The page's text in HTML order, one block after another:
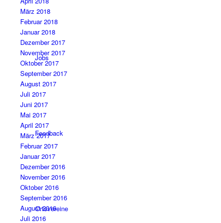
Jobs
Feedback
Ortsvereine
März 2018
Februar 2018
Januar 2018
Dezember 2017
November 2017
Oktober 2017
September 2017
August 2017
Juli 2017
Juni 2017
Mai 2017
April 2017
März 2017
Februar 2017
Januar 2017
Dezember 2016
November 2016
Oktober 2016
September 2016
August 2016
Juli 2016